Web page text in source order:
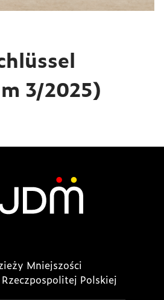
3/2025)
Mniejszości
Polskiej